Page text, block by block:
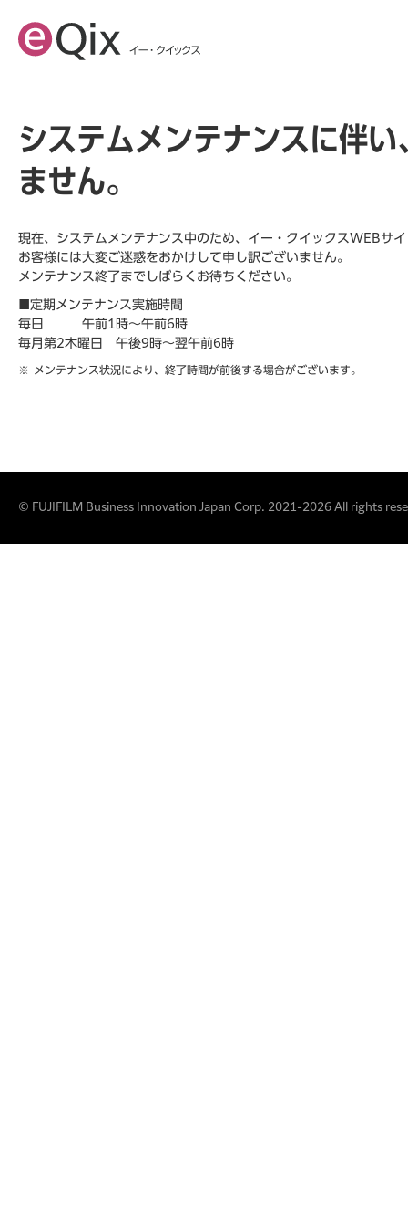
システムメンテナンスに伴
ません。
現在、システムメンテナンス中のため、イー・クイックスWEBサ
お客様には大変ご迷惑をおかけして申し訳ございません。
メンテナンス終了までしばらくお待ちください。
■定期メンテナンス実施時間
毎日 午前1時～午前6時
毎月第2木曜日 午後9時～翌午前6時
メンテナンス状況により、終了時間が前後する場合がございます。
© FUJIFILM Business Innovation Japan Corp. 2021-2026 All rights